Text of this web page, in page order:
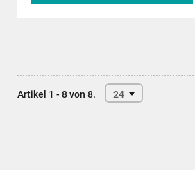
Artikel 1 - 8 von 8. 24